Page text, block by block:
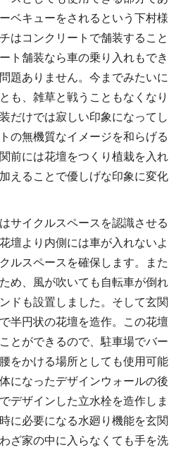
ベキューをされるという下村様
はコンクリートで舗装すること
ト舗装なら車の乗り入れもでき
題ありません。今までみたいに
も、雑草と戦うこともなくなり
だけでは寂しい印象になってし
の無機質なイメージを和らげる
前には花壇をつくり植栽を入れ
えることで優しげな印象に変化
サイクルスペースを認識させる
壇より内側には車が入れないよ
ルスペースを確保します。また
め、風が吹いても自転車が倒れ
ドも設置しました。そして玄関
半円状の花壇を造作。この花壇
とができるので、駐車場でバー
をかける場所としても使用可能
になったデザインウォールの後
デザインした立水栓を造作しま
に必要になる水廻り機能を玄関
ざ家の中に入らなくても手を洗